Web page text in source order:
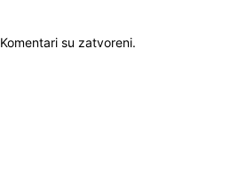
Komentari su zatvoreni.